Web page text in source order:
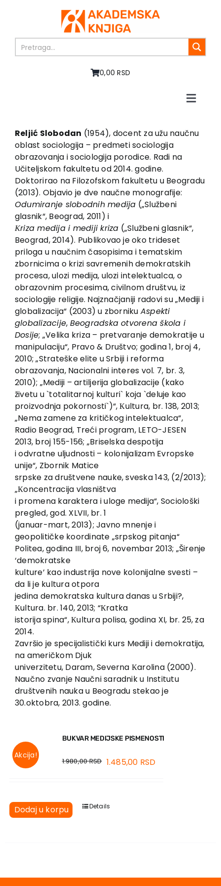
0,00 RSD
Toggle
O nama
Knjige
U pripremi
Akcija
Autori
Vesti
EU PROJEKTI
Kontakt
Reljić Slobodan (1954), docent za užu naučnu
oblast sociologija – predmeti sociologija
obrazovanja i sociologija porodice. Radi na
Učiteljskom fakultetu od 2014. godine.
Doktorirao na Filozofskom fakultetu u Beogradu
(2013). Objavio je dve naučne monografije:
Odumiranje slobodnih medija („Službeni
glasnik“, Beograd, 2011) i
Кriza medija i mediji kriza („Službeni glasnik“,
Beograd, 2014). Publikovao je oko trideset
priloga u naučnim časopisima i tematskim
zbornicima o krizi savremenih demokratskih
procesa, ulozi medija, ulozi intelektualca, o
obrazovnim procesima, civilnom društvu, iz
sociologije religije. Najznačjaniji radovi su „Mediji i
globalizacija“ (2003) u zborniku Aspekti
globalizacije, Beogradska otvorena škola i
Dosije; „Velika kriza – pretvaranje demokratije u
manipulaciju“, Pravo & Društvo; godina 1, broj 4,
2010; „Strateške elite u Srbiji i reforma
obrazovanja, Nacionalni interes vol. 7, br. 3,
2010); „Mediji – artiljerija globalizacije (kako
živetu u `totalitarnoj kulturi` koja `deluje kao
proizvodnja pokornosti`)“, Кultura, br. 138, 2013;
„Nema zamene za kritičkog intelektualca“,
Radio Beograd, Treći program, LETO-JESEN
2013, broj 155-156; „Briselska despotija
i odvratne uljudnosti – kolonijalizam Evropske
unije“, Zbornik Matice
srpske za društvene nauke, sveska 143, (2/2013);
„Кoncentracija vlasništva
i promena karaktera i uloge medija“, Sociološki
pregled, god. XLVII, br. 1
(januar-mart, 2013); Javno mnenje i
geopolitičke koordinate „srpskog pitanja“
Politea, godina III, broj 6, novembar 2013; „Širenje
‘demokratske
kulture’ kao industrija nove kolonijalne svesti –
da li je kultura otpora
jedina demokratska kultura danas u Srbiji?,
Кultura. br. 140, 2013; “Кratka
istorija spina“, Кultura polisa, godina XI, br. 25, za
2014.
Završio je specijalistički kurs Mediji i demokratija,
na američkom Djuk
univerzitetu, Daram, Severna Кarolina (2000).
Naučno zvanje Naučni saradnik u Institutu
društvenih nauka u Beogradu stekao je
30.oktobra, 2013. godine.
Akcija!
BUKVAR MEDIJSKE PISMENOSTI
1.980,00RSD 1.485,00 RSD
Dodaj u korpu Details